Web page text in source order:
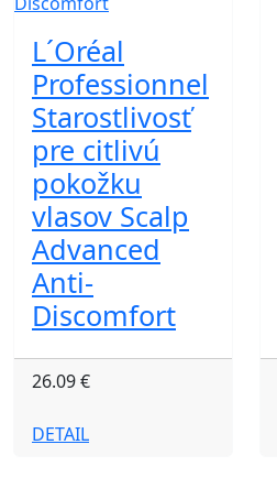
L´Oréal
Professionnel
Starostlivosť
pre citlivú
pokožku
vlasov Scalp
Advanced
Anti-
Discomfort
26.09 €
DETAIL